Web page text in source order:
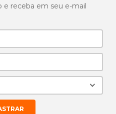
e receba em seu e-mail